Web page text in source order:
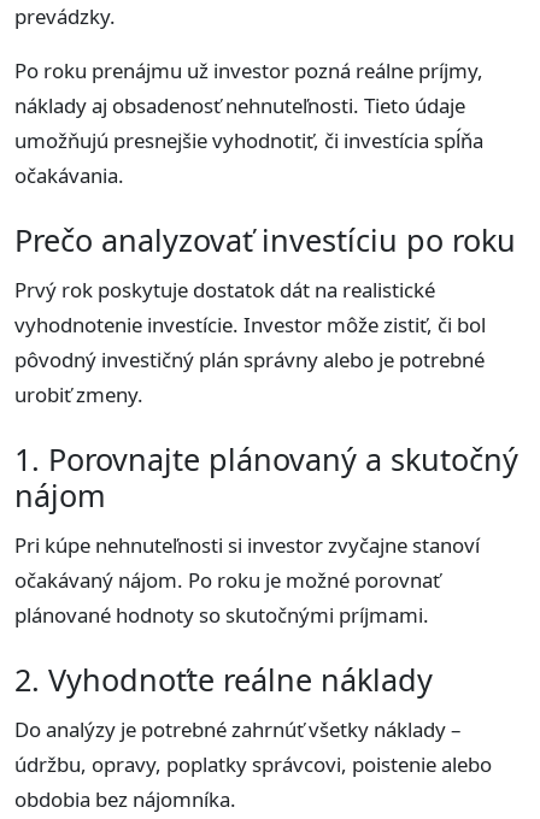
prevádzky.
Po roku prenájmu už investor pozná reálne príjmy,
náklady aj obsadenosť nehnuteľnosti. Tieto údaje
umožňujú presnejšie vyhodnotiť, či investícia spĺňa
očakávania.
Prečo analyzovať investíciu po roku
Prvý rok poskytuje dostatok dát na realistické
vyhodnotenie investície. Investor môže zistiť, či bol
pôvodný investičný plán správny alebo je potrebné
urobiť zmeny.
1. Porovnajte plánovaný a skutočný
nájom
Pri kúpe nehnuteľnosti si investor zvyčajne stanoví
očakávaný nájom. Po roku je možné porovnať
plánované hodnoty so skutočnými príjmami.
2. Vyhodnoťte reálne náklady
Do analýzy je potrebné zahrnúť všetky náklady –
údržbu, opravy, poplatky správcovi, poistenie alebo
obdobia bez nájomníka.